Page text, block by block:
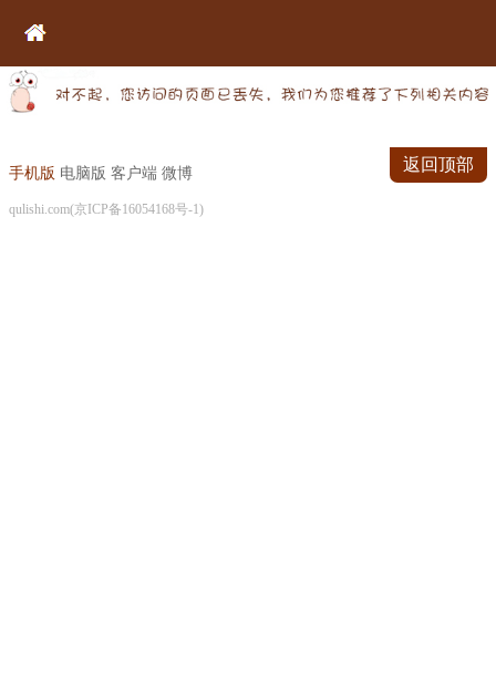
手机版 电脑版 客户端 微博
qulishi.com(京ICP备16054168号-1)
返回顶部